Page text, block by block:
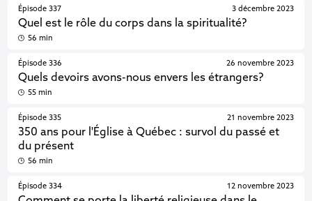
Épisode 337
Quel est le rôle du corps dans la spiritualité?
3 décembre 2023
56 min
Épisode 336
Quels devoirs avons-nous envers les étrangers?
26 novembre 2023
55 min
Épisode 335
350 ans pour l'Église à Québec : survol du passé et
du présent
21 novembre 2023
56 min
Épisode 334 12 novembre 2023